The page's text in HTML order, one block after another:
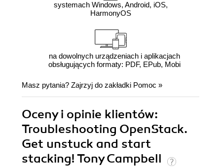
systemach Windows, Android, iOS,
HarmonyOS
na dowolnych urządzeniach i aplikacjach
obsługujących formaty: PDF, EPub, Mobi
Masz pytania? Zajrzyj do zakładki Pomoc »
Oceny i opinie klientów:
Troubleshooting OpenStack.
Get unstuck and start
stacking! Tony Campbell